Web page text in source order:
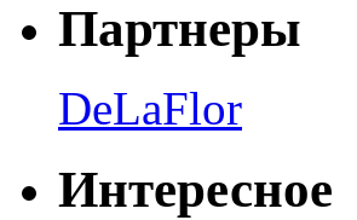
Партнеры
DeLaFlor
Интересное